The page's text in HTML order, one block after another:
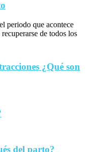
periodo que acontece
de todos los
¿Qué son
del parto?